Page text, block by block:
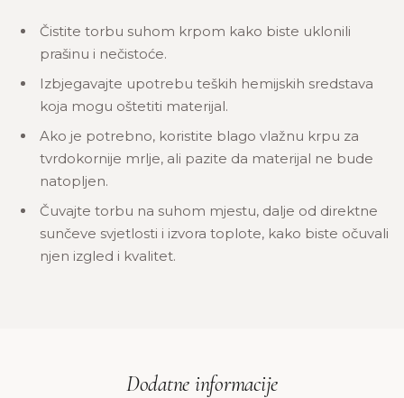
Čistite torbu suhom krpom kako biste uklonili
prašinu i nečistoće.
Izbjegavajte upotrebu teških hemijskih sredstava
koja mogu oštetiti materijal.
Ako je potrebno, koristite blago vlažnu krpu za
tvrdokornije mrlje, ali pazite da materijal ne bude
natopljen.
Čuvajte torbu na suhom mjestu, dalje od direktne
sunčeve svjetlosti i izvora toplote, kako biste očuvali
njen izgled i kvalitet.
Dodatne informacije